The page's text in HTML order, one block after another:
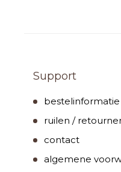
Support
ruilen /
contact
algemene